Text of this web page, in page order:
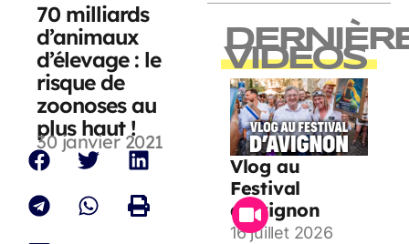
70 milliards
d’animaux
d’élevage : le
risque de
zoonoses au
plus haut !
30 janvier 2021
VIDEOS
Vlog au
Festival
d’Avignon
16 juillet 2026